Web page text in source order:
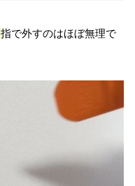
指で外すのはほぼ無理で